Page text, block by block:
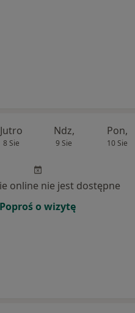
Jutro
8 Sie
Ndz,
9 Sie
Pon,
10 Sie
online nie jest dostępne
Poproś o wizytę